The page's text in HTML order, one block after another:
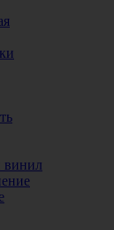
винил